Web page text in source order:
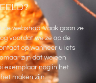
webshop. Vaak gaan ze
voordat we ze op de
op wanneer u iets
zijn dat we een
exemplaar nog in het
maken zijn.